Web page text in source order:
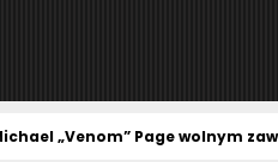
„Venom” Page wolnym